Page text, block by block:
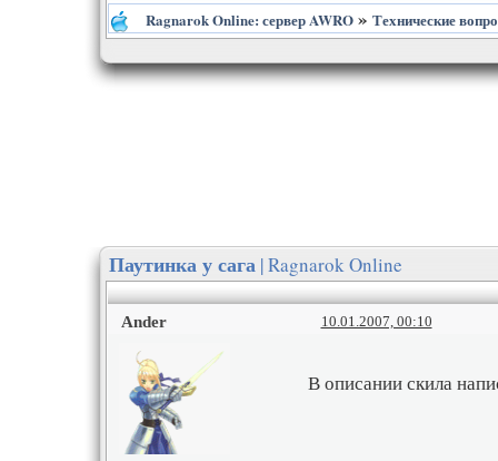
Ragnarok Online: сервер AWRO» Технические
Паутинка у сага| Ragnarok Online
Ander 10.01.2007, 00:10
В описании скила